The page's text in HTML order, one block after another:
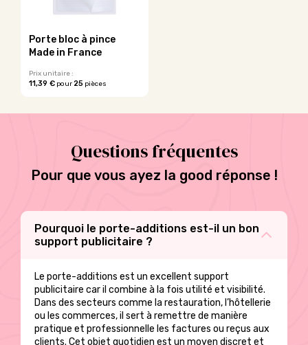
Porte bloc à pince
Made in France
Prix unitaire :
11,39 € pour25 pièces
variations.
options
choisies
sur
la
page
produit
Questions fréquentes
Pour que vous ayez la good réponse !
Pourquoi le porte-additions est-il un bon
support publicitaire ?
Le porte-additions est un excellent support
publicitaire car il combine à la fois utilité et visibilité.
Dans des secteurs comme la restauration, l’hôtellerie
ou les commerces, il sert à remettre de manière
pratique et professionnelle les factures ou reçus aux
clients. Cet objet quotidien est un moyen discret et